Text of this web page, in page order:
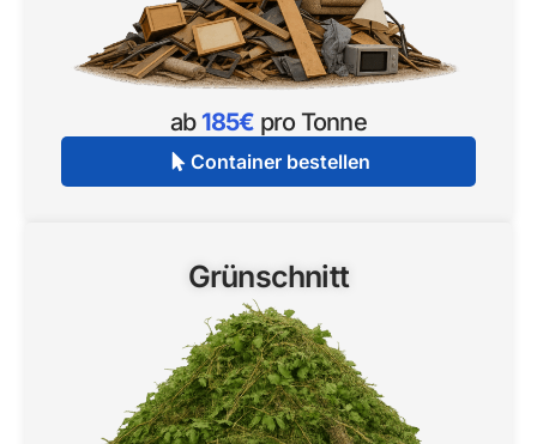
ab 185€ pro Tonne
Container bestellen
Grünschnitt